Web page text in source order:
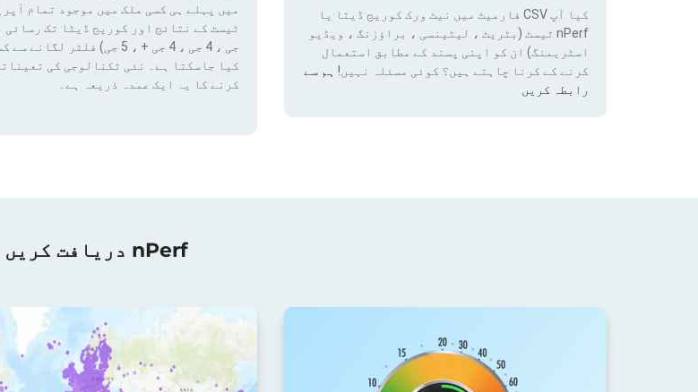
کیا آپ CSV فارمیٹ میں نیٹ ورک کوریج ڈیٹا یا
nPerf ٹیسٹ (بٹریٹ ، لیٹینسی ، براؤزنگ ، ویڈیو
اسٹریمنگ) ان کو اپنی پسند کے مطابق استعمال
کرنے کے کرنا چاہتے ہیں؟ کوئی مسئلہ نہیں! ہم سے
رابطہ کریں
میں پہلے ہی کسی ملک میں موجود تمام
کیا جاسکتا ہے۔ نئی ٹکنالوجی کی
کرنے کا یہ ایک عمدہ ذریعہ ہے۔
nPerf دریافت کریں